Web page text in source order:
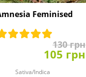
Feminised
130 грн
105 грн
Sativa/Indica